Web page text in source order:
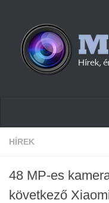
Hírek
Cikkek
HÍREK
48 MP-es
következő